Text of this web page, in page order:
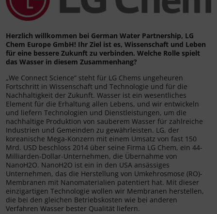
Herzlich willkommen bei German Water Partnership, LG
Chem Europe GmbH! Ihr Ziel ist es, Wissenschaft und Leben
für eine bessere Zukunft zu verbinden. Welche Rolle spielt
das Wasser in diesem Zusammenhang?
„We Connect Science“ steht für LG Chems ungeheuren
Fortschritt in Wissenschaft und Technologie und für die
Nachhaltigkeit der Zukunft. Wasser ist ein wesentliches
Element für die Erhaltung allen Lebens, und wir entwickeln
und liefern Technologien und Dienstleistungen, um die
nachhaltige Produktion von sauberem Wasser für zahlreiche
Industrien und Gemeinden zu gewährleisten. LG, der
koreanische Mega-Konzern mit einem Umsatz von fast 150
Mrd. USD beschloss 2014 über seine Firma LG Chem, ein 44-
Milliarden-Dollar-Unternehmen, die Übernahme von
NanoH2O. NanoH2O ist ein in den USA ansässiges
Unternehmen, das die Herstellung von Umkehrosmose (RO)-
Membranen mit Nanomaterialien patentiert hat. Mit dieser
einzigartigen Technologie wollen wir Membranen herstellen,
die bei den gleichen Betriebskosten wie bei anderen
Verfahren Wasser bester Qualität liefern.